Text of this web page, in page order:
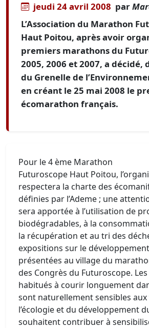
jeudi 24 avril 2008 par
L’Association du Marathon
Haut Poitou, après avoir
premiers marathons du
2005, 2006 et 2007, a décidé,
du Grenelle de
en créant le 25 mai 2008 le
écomarathon français.
Pour le 4 ème Marathon
Futuroscope Haut Poitou,
respectera la charte des
définies par l’Ademe ; une
sera apportée à l’utilisation de
biodégradables, à la
la récupération et au tri des
expositions sur le
présentées au village du
des Congrès du Futuroscope.
habitués à courir longuement
sont naturellement sensibles aux
l’écologie et du développement
souhaitent contribuer à